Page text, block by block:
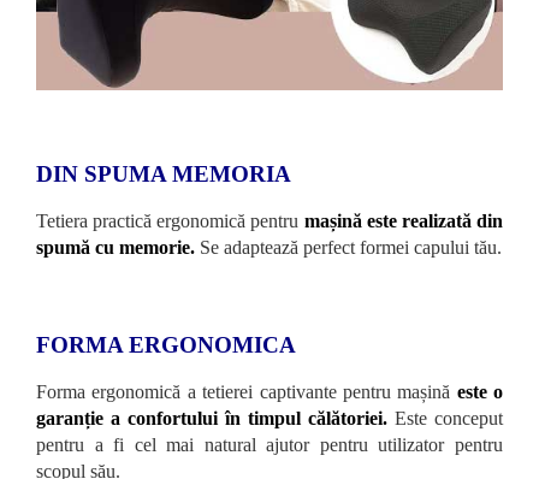
DIN SPUMA MEMORIA
Tetiera practică ergonomică pentru mașină este realizată din
spumă cu memorie. Se adaptează perfect formei capului tău.
FORMA ERGONOMICA
Forma ergonomică a tetierei captivante pentru mașină este o
garanție a confortului în timpul călătoriei. Este conceput
pentru a fi cel mai natural ajutor pentru utilizator pentru
scopul său.